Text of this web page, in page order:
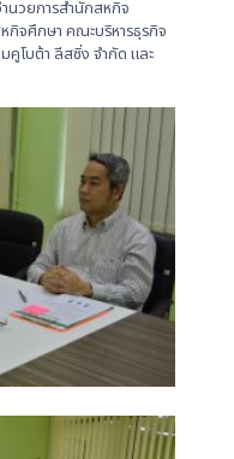
วยการสำนักสหกิจ
กิจศึกษา คณะบริหารธุรกิจ
โบต้า ลีสซิ่ง จำกัด และ